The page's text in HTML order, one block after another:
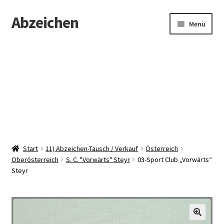
Zur
Navigation
Zum
Inhalt
Abzeichen Menü
Start 11) Abzeichen-Tausch / Verkauf
Österreich
Oberösterreich
S. C. "Vorwärts" Steyr
03-Sport Club „Vorwärts“
Steyr